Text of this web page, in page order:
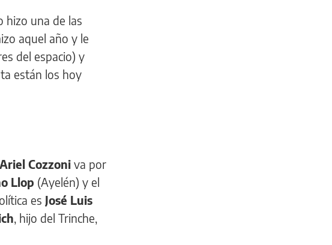
hizo una de las
aquel año y le
del espacio) y
están los hoy
Ariel Cozzoni va por
Llop (Ayelén) y el
es José Luis
, hijo del Trinche,